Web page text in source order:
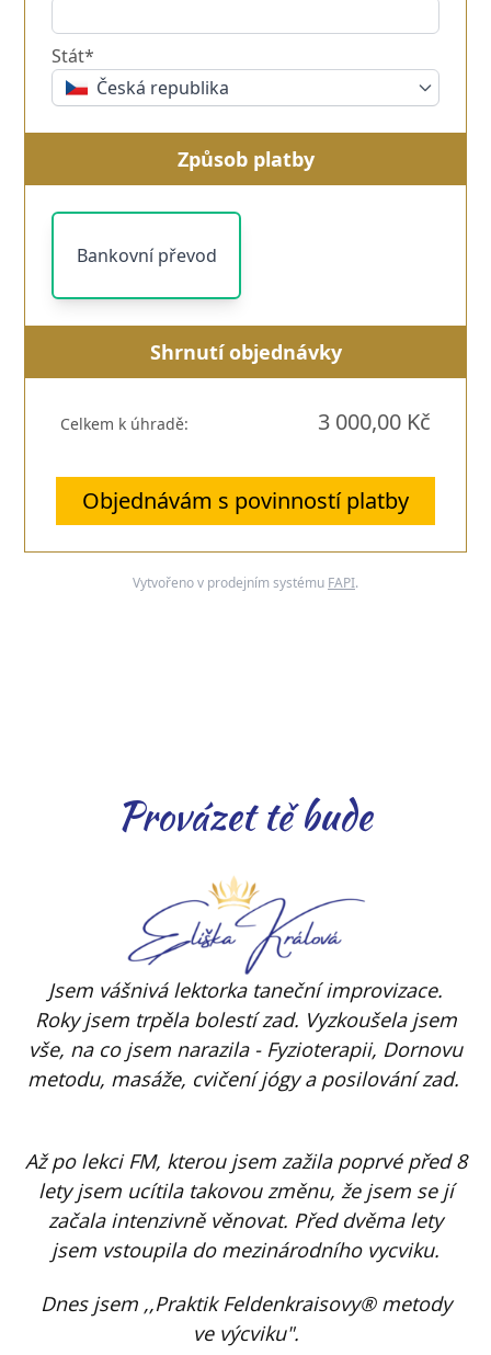
Stát*
Česká republika
Způsob platby
Bankovní převod
Shrnutí objednávky
Celkem k úhradě: 3 000,00 Kč
Objednávám s povinností platby
Vytvořeno v prodejním systému FAPI.
Provázet tě bude
Jsem vášnivá lektorka taneční improvizace.
Roky jsem trpěla bolestí zad. Vyzkoušela jsem
vše, na co jsem narazila - Fyzioterapii, Dornovu
metodu, masáže, cvičení jógy a posilování zad.
Až po lekci FM, kterou jsem zažila poprvé před 8
lety jsem ucítila takovou změnu, že jsem se jí
začala intenzivně věnovat. Před dvěma lety
jsem vstoupila do mezinárodního vycviku.
Dnes jsem ,,Praktik Feldenkraisovy® metody
ve výcviku".